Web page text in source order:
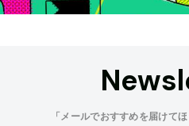
「メールでおすすめを届けて